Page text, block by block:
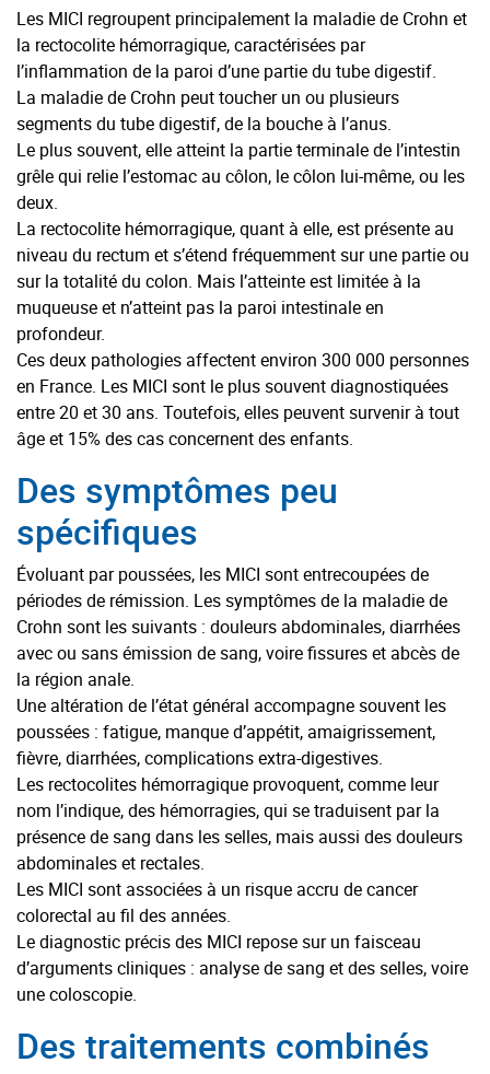
Les MICI regroupent principalement la maladie de Crohn et
la rectocolite hémorragique, caractérisées par
l’inflammation de la paroi d’une partie du tube digestif.
La maladie de Crohn peut toucher un ou plusieurs
segments du tube digestif, de la bouche à l’anus.
Le plus souvent, elle atteint la partie terminale de l’intestin
grêle qui relie l’estomac au côlon, le côlon lui-même, ou les
deux.
La rectocolite hémorragique, quant à elle, est présente au
niveau du rectum et s’étend fréquemment sur une partie ou
sur la totalité du colon. Mais l’atteinte est limitée à la
muqueuse et n’atteint pas la paroi intestinale en
profondeur.
Ces deux pathologies affectent environ 300 000 personnes
en France. Les MICI sont le plus souvent diagnostiquées
entre 20 et 30 ans. Toutefois, elles peuvent survenir à tout
âge et 15% des cas concernent des enfants.
Des symptômes peu
spécifiques
Évoluant par poussées, les MICI sont entrecoupées de
périodes de rémission. Les symptômes de la maladie de
Crohn sont les suivants : douleurs abdominales, diarrhées
avec ou sans émission de sang, voire fissures et abcès de
la région anale.
Une altération de l’état général accompagne souvent les
poussées : fatigue, manque d’appétit, amaigrissement,
fièvre, diarrhées, complications extra-digestives.
Les rectocolites hémorragique provoquent, comme leur
nom l’indique, des hémorragies, qui se traduisent par la
présence de sang dans les selles, mais aussi des douleurs
abdominales et rectales.
Les MICI sont associées à un risque accru de cancer
colorectal au fil des années.
Le diagnostic précis des MICI repose sur un faisceau
d’arguments cliniques : analyse de sang et des selles, voire
une coloscopie.
Des traitements combinés